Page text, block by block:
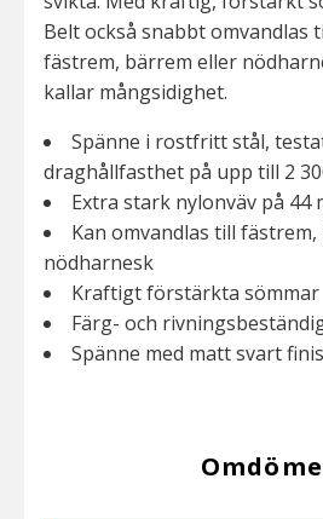
Belt också snabbt omvandlas
fästrem, bärrem eller
kallar mångsidighet.
Spänne i rostfritt stål,
draghållfasthet på upp till 2
Extra stark nylonväv på 44
Kan omvandlas till
nödharnesk
Kraftigt förstärkta sömmar
Färg- och
Spänne med matt svart